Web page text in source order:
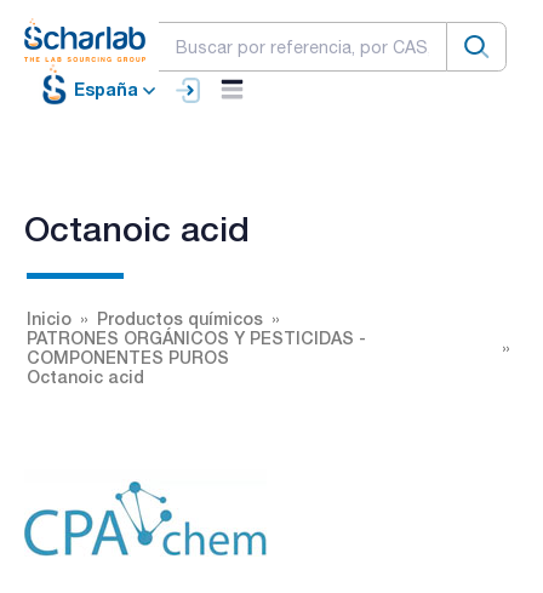
España
Octanoic acid
Inicio
Productos químicos
PATRONES ORGÁNICOS Y PESTICIDAS -
COMPONENTES PUROS
Octanoic acid